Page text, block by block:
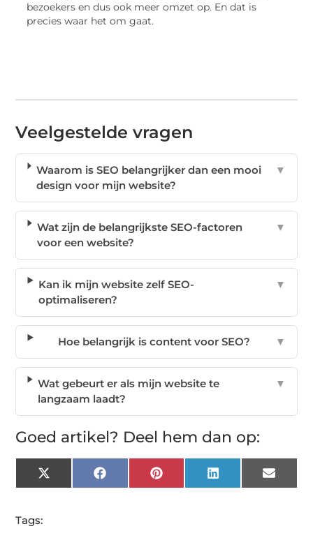
bezoekers en dus ook meer omzet op. En dat is
precies waar het om gaat.
Veelgestelde vragen
Waarom is SEO belangrijker dan een mooi
design voor mijn website?
▼
Wat zijn de belangrijkste SEO-factoren
voor een website?
▼
Kan ik mijn website zelf SEO-
optimaliseren?
▼
Hoe belangrijk is content voor SEO? ▼
Wat gebeurt er als mijn website te
langzaam laadt?
▼
Goed artikel? Deel hem dan op:
X
(Twitter)
FacebookPinterest LinkedIn Email
Tags: